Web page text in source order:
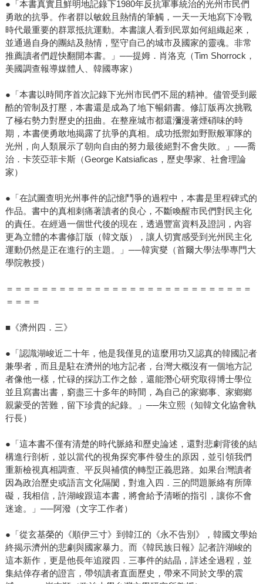
●「本書真實且鮮明地記錄下1980年反抗軍事統治的光州市民們
勇敢的抗爭。作者群以敏銳且熱情的筆觸，一天一天地寫下冷戰
時代最重要的群眾抵抗運動。本書讓人看到民眾如何組織起來，
並通過自身的團結及熱情，堅守自己的城市及國家的靈魂。非常
推薦讀者們趕快翻開本書。」──提姆．肖洛克（Tim Shorrock，
美國調查報導媒體人、韓國專家）
●「本書以時間序首次記錄下光州市民們不屈的精神。儘管受到嚴
酷的管制及打壓，本書還是成為了地下暢銷書。修訂版再次挑戰
了極右勢力對歷史的扭曲。在整座城市都還瀰漫著煙硝味的時
期，本書便勇敢地揭露了抗爭的真相。成功抵禦如野獸般軍隊的
光州，向人類展示了朝向自由的努力最後絕對不會失敗。」──喬
治．卡茨亞菲卡斯（George Katsiaficas，歷史學家、社會理論
家）
●「在試圖查明光州事件的記憶鬥爭的過程中，本書是里程碑式的
作品。書中的真相刺痛著讀者的良心，不斷喚醒市民們對民主化
的責任。在經過一個世代後的現在，透過豐富資料及證詞，內容
更為立體的本書修訂版（韓文版），讓人切實感受到光州民主化
運動仍然是正在進行的主題。」──韓寅燮（首爾大學法學專門大
學院教授）
＝＝＝＝＝＝＝＝＝＝＝＝＝＝＝＝＝＝＝＝＝＝＝＝＝＝＝＝
＝＝＝＝
■《濟州四．三》
●「認識湖峻近二十年，他是我僅見的這麼用功又認真的韓國記者
兼學者，而且是駐在濟州的地方記者，台灣大概沒有一個地方記
者像他一樣，忙碌的採訪工作之餘，還能潛心研究取得博士學位
並且寫書出書，窮盡三十多年的時間，為自己的家鄉事、家鄉鄉
親蒙受的苦難，留下珍貴的紀錄。」──朱立熙（知韓文化協會執
行長）
●「這本書不僅有清楚的時代脈絡和歷史論述，還對悲劇背後的結
構進行剖析，並以當代的視角探究事件發生的原因，並引領我們
重新檢視真相調查、平反與補償的轉型正義思路。如果台灣讀者
因為政治歷史或語言文化隔閡，對進入四．三的問題脈絡有所障
礙，我相信，許湖峻跟這本書，將會給予清晰的指引，讓你不會
迷途。」──阿潑（文字工作者）
●「從玄基榮的《順伊三寸》到韓江的《永不告別》，韓國文學始
終揭示濟州的悲劇與國家暴力。而《韓民族日報》記者許湖峻的
這本新作，更是他長年追蹤四．三事件的結晶，詳述全過程，並
集結倖存者的證言，帶領讀者直面歷史，帶來不同於文學的震